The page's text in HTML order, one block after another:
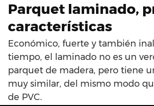
Parquet laminado,
características
Económico, fuerte y también
tiempo, el laminado no es un
parquet de madera, pero tiene
muy similar, del mismo modo
de PVC.